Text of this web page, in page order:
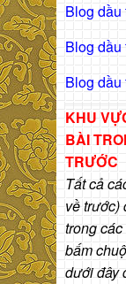
Blog dầu
Blog dầu
Blog dầu
KHU
BÀI
TRƯỚC
Tất cả
về trước)
trong
bấm
dưới đây